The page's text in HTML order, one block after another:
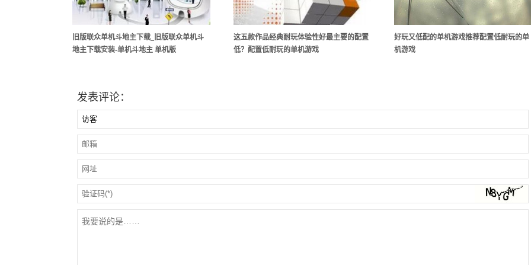
旧版联众单机斗地主下载_旧版联众单机斗
地主下载安装-单机斗地主 单机版
这五款作品经典耐玩体验性好最主要的配置
低？配置低耐玩的单机游戏
好玩又低配的单机游戏推荐配置低耐玩的单
机游戏
发表评论：